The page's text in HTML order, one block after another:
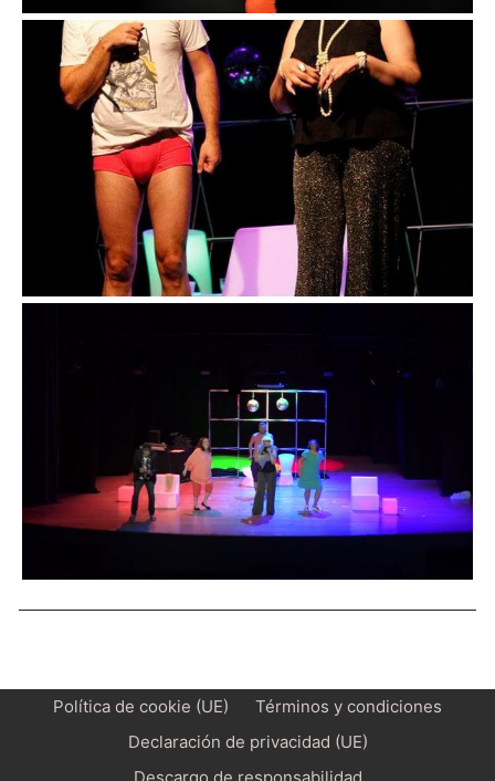
Política de cookie (UE)
Términos y condiciones
Declaración de privacidad (UE)
Descargo de responsabilidad